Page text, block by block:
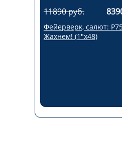
11890 руб.
Фейерверк, салют:
Жахнем! (1"х48)